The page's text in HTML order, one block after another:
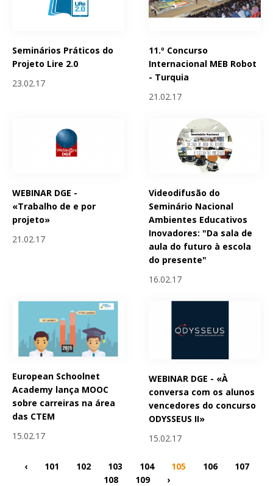
Seminários Práticos do
Projeto Lire 2.0
23.02.17
11.º Concurso
Internacional MEB Robot
- Turquia
21.02.17
WEBINAR DGE -
«Trabalho de e por
projeto»
21.02.17
Videodifusão do
Seminário Nacional
Ambientes Educativos
Inovadores: "Da sala de
aula do futuro à escola
do presente"
16.02.17
European Schoolnet
Academy lança MOOC
sobre carreiras na área
das CTEM
15.02.17
WEBINAR DGE - «À
conversa com os alunos
vencedores do concurso
ODYSSEUS II»
15.02.17
‹ 101 102 103 104 105 106
107
108
109 ›